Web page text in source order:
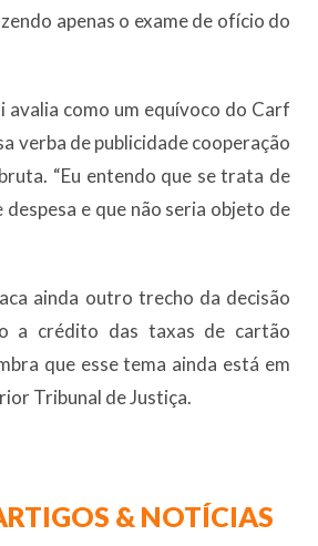
apenas o exame de ofício do
avalia como um equívoco do Carf
verba de publicidade cooperação
“Eu entendo que se trata de
e que não seria objeto de
ainda outro trecho da decisão
a crédito das taxas de cartão
que esse tema ainda está em
Tribunal de Justiça.
& NOTÍCIAS